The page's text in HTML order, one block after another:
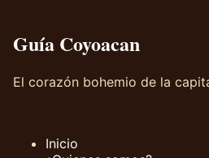
Guía Coyoacan
El corazón bohemio de la
Inicio